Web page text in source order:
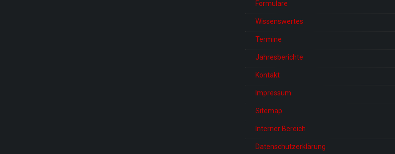
Formulare
Wissenswertes
Termine
Jahresberichte
Kontakt
Impressum
Sitemap
Interner Bereich
Datenschutzerklärung